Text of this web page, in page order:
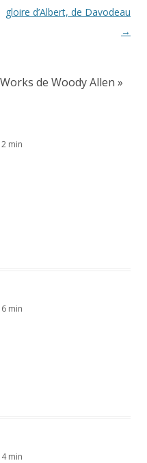
gloire d’Albert, de Davodeau
→
de Woody Allen »
min
min
min